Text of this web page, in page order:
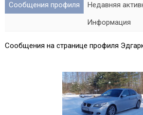
Сообщения профиля Недавняя
Информация
Сообщения на странице профиля